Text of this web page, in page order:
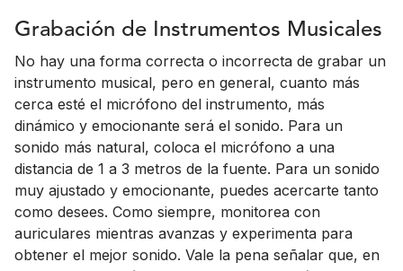
Grabación de Instrumentos Musicales
No hay una forma correcta o incorrecta de grabar un
instrumento musical, pero en general, cuanto más
cerca esté el micrófono del instrumento, más
dinámico y emocionante será el sonido. Para un
sonido más natural, coloca el micrófono a una
distancia de 1 a 3 metros de la fuente. Para un sonido
muy ajustado y emocionante, puedes acercarte tanto
como desees. Como siempre, monitorea con
auriculares mientras avanzas y experimenta para
obtener el mejor sonido. Vale la pena señalar que, en